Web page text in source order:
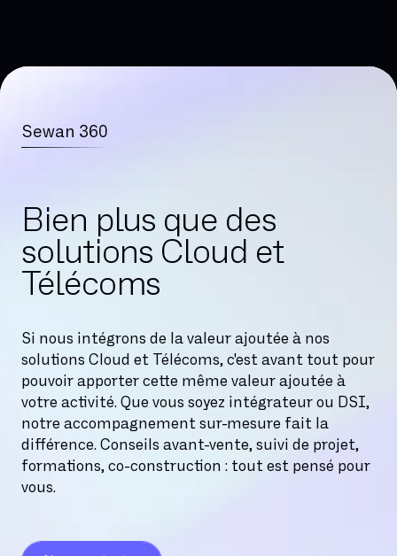
Gérer
Directement depuis Sophia, vous gérez
vos parcs d’utilisateurs et leurs licences
réattribuer, résilier : c’est possible et
c’est fait en temps réel.
Configurer
Vous pilotez l’ensemble de vos solutions
Cloud et Télécoms. Vous pouvez les
sur l’accompagnement de nos équipes
Support pour vous aider.
Facturer
Générez votre facturation
mois, grâce à l’automatisation. Une
tranquillité d'esprit qui libère du temps
et permet de s'atteler à des tâches à
plus forte valeur ajoutée.
Sewan 360
Bien plus que des
solutions Cloud et
Télécoms
Si nous intégrons de la valeur ajoutée à nos
solutions Cloud et Télécoms, c'est avant tout pour
pouvoir apporter cette même valeur ajoutée à
votre activité. Que vous soyez intégrateur ou DSI,
notre accompagnement sur-mesure fait la
différence. Conseils avant-vente, suivi de projet,
formations, co-construction : tout est pensé pour
vous.